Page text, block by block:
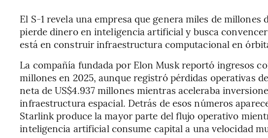
El S-1 revela una empresa que genera miles de
pierde dinero en inteligencia artificial y busca
está en construir infraestructura computacional en
La compañía fundada por Elon Musk reportó ingresos
millones en 2025, aunque registró pérdidas operativas
neta de US$4.937 millones mientras aceleraba
infraestructura espacial. Detrás de esos números
Starlink produce la mayor parte del flujo operativo
inteligencia artificial consume capital a una velocidad